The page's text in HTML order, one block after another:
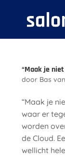
“Maak je
door Bas
“Maak je
waar er
worden
de Cloud.
wellicht